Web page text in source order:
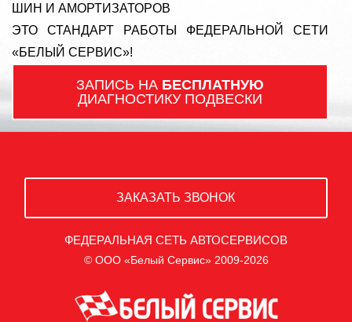
ШИН И АМОРТИЗАТОРОВ
ЭТО СТАНДАРТ РАБОТЫ ФЕДЕРАЛЬНОЙ СЕТИ
«БЕЛЫЙ СЕРВИС»!
ЗАПИСЬ НА БЕСПЛАТНУЮ
ДИАГНОСТИКУ ПОДВЕСКИ
ЗАКАЗАТЬ ЗВОНОК
ФЕДЕРАЛЬНАЯ СЕТЬ АВТОСЕРВИСОВ
© ООО «Белый Сервис» 2009-2026